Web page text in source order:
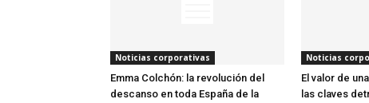
Noticias corporativas
Emma Colchón: la revolución del
descanso en toda España de la
Noticias
El valor de
las claves